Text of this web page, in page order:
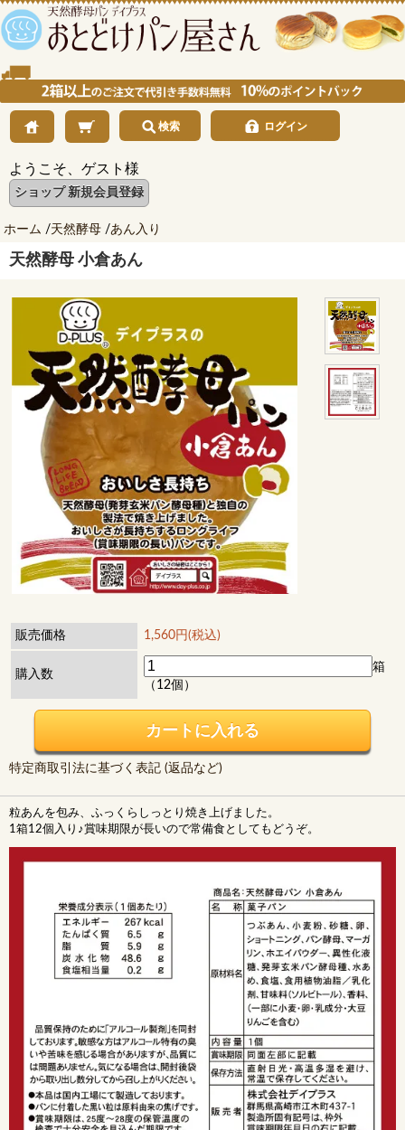
検索 ログイン
ようこそ、ゲスト様
ショップ 新規会員登録
ホーム /天然酵母 /あん入り
天然酵母 小倉あん
販売価格 1,560円(税込)
購入数
箱
（12個）
特定商取引法に基づく表記 (返品など)
粒あんを包み、ふっくらしっとり焼き上げました。
1箱12個入り♪賞味期限が長いので常備食としてもどうぞ。